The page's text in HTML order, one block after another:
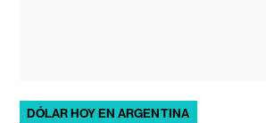
DÓLAR HOY EN ARGENTINA